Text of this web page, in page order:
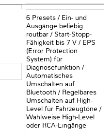
6 Presets / Ein- und
Ausgänge beliebig
routbar / Start-Stopp-
Fähigkeit bis 7 V / EPS
(Error Protection
System) für
Diagnosefunktion /
Automatisches
Umschalten auf
Bluetooth / Regelbares
Umschalten auf High-
Level für Fahrzeugtöne /
Wahlweise High-Level
oder RCA-Eingänge